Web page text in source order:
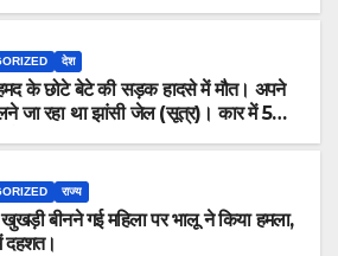
देश
के छोटे बेटे की सड़क हादसे में मौत। अपने
जा रहा था झांसी जेल (सूत्र)। कार में 5
राज्य
बीनने गई महिला पर भालू ने किया हमला,
दहशत।